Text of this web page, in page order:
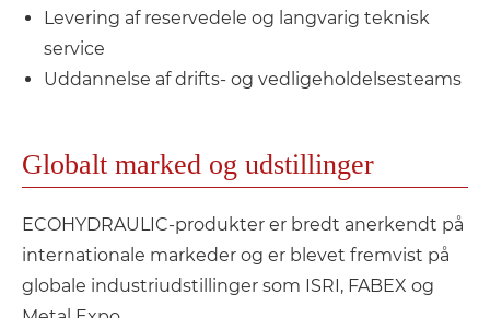
Levering af reservedele og langvarig teknisk
service
Uddannelse af drifts- og vedligeholdelsesteams
Globalt marked og udstillinger
ECOHYDRAULIC-produkter er bredt anerkendt på
internationale markeder og er blevet fremvist på
globale industriudstillinger som ISRI, FABEX og